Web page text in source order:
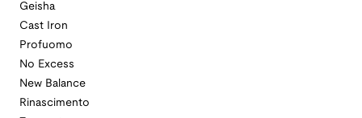
Geisha
Cast Iron
Profuomo
No Excess
New Balance
Rinascimento